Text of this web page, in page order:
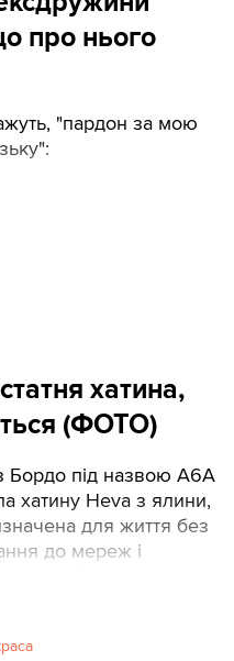
про нього
"пардон за мою
хатина,
(ФОТО)
Бордо під назвою A6A
хатину Heva з ялини,
для життя без
до мереж і
у традиційно